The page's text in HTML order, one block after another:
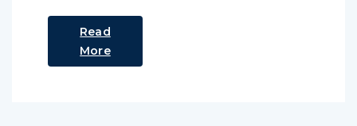
Read
More